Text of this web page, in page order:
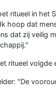
ritueel in het
hoop dat
dat zij veilig
ritueel volgde
"De